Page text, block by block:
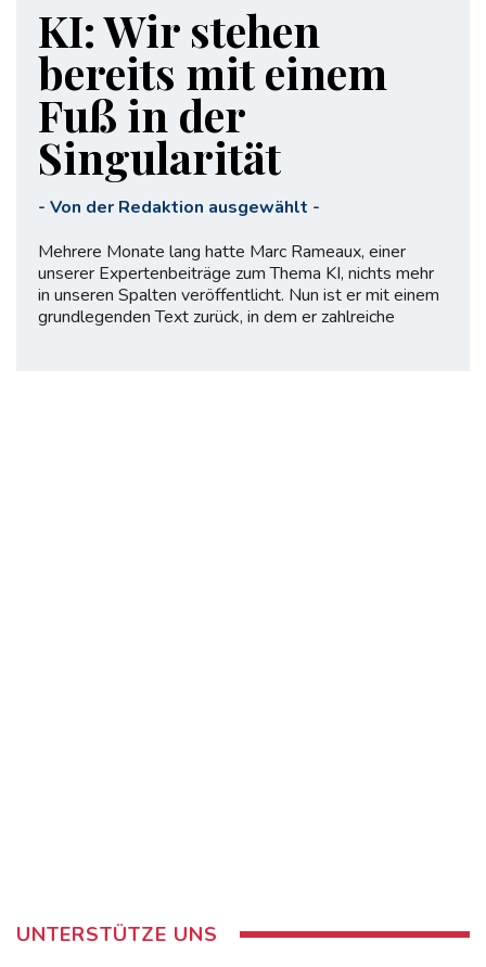
KI: Wir stehen
bereits mit einem
Fuß in der
Singularität
- Von der Redaktion ausgewählt -
Mehrere Monate lang hatte Marc Rameaux, einer
unserer Expertenbeiträge zum Thema KI, nichts mehr
in unseren Spalten veröffentlicht. Nun ist er mit einem
grundlegenden Text zurück, in dem er zahlreiche
UNTERSTÜTZE UNS